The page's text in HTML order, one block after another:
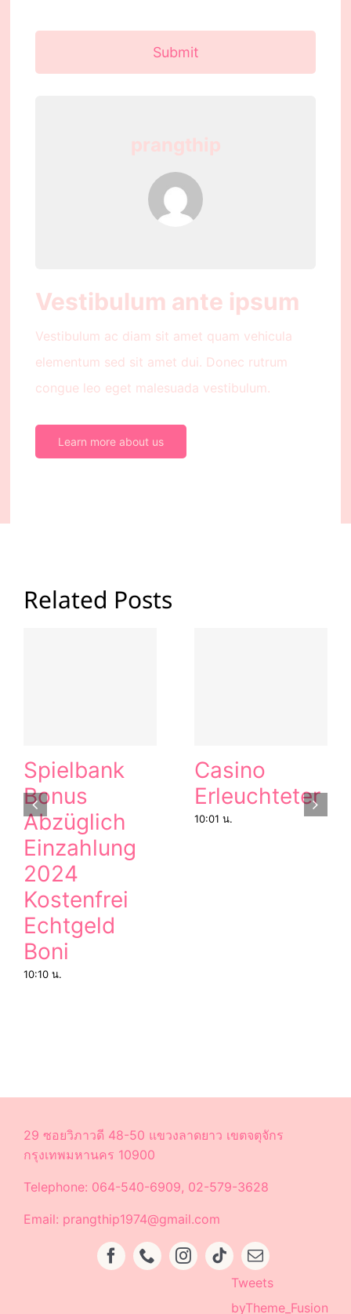
Submit
Vestibulum ante ipsum
Vestibulum ac diam sit amet quam vehicula
elementum sed sit amet dui. Donec rutrum
congue leo eget malesuada vestibulum.
Learn more about us
Related Posts
Spielbank
Bonus
Abzüglich
Einzahlung
2024
Kostenfrei
Echtgeld
Boni
10:10 น.
Casino
Erleuchteter
10:01 น.
29 ซอยวิภาวดี 48-50 แขวงลาดยาว เขตจตุจักร
กรุงเทพมหานคร 10900
Telephone: 064-540-6909, 02-579-3628
Email: prangthip1974@gmail.com
Tweets
byTheme_Fusion